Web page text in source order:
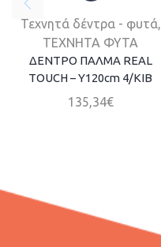
Τεχνητά δέντρα - φυτά,
ΤΕΧΝΗΤΑ ΦΥΤΑ
ΔΕΝΤΡΟ ΠΑΛΜΑ REAL
TOUCH – Y120cm 4/ΚΙΒ
135,34€